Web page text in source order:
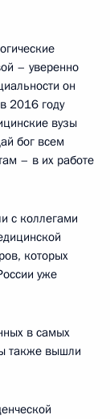
– уверенно
он
2016 году
вузы
бог всем
– в их работе
с коллегами
которых
уже
в самых
также вышли